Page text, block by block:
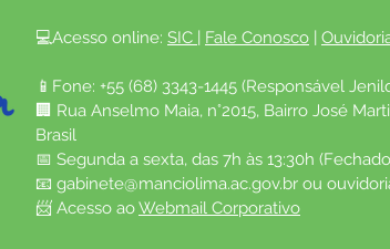
💻Acesso online: SIC | Fale Conosco |
📱Fone: +55 (68) 3343-1445 (Responsável
🏢 Rua Anselmo Maia, n°2015, Bairro José
Brasil
📅 Segunda a sexta, das 7h às 13:30h
📧 gabinete@manciolima.ac.gov.br ou
📨 Acesso ao Webmail Corporativo